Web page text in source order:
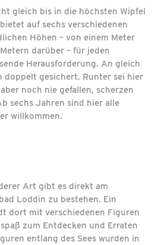
gleich bis in die höchsten Wipfel
auf sechs verschiedenen
Höhen – von einem Meter
darüber – für jeden
Herausforderung. An gleich
doppelt gesichert. Runter sei hier
noch nie gefallen, scherzen
sechs Jahren sind hier alle
willkommen.
Art gibt es direkt am
Loddin zu bestehen. Ein
dort mit verschiedenen Figuren
zum Entdecken und Erraten
entlang des Sees wurden in